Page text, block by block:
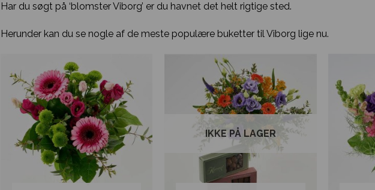
Har du søgt på ‘blomster Viborg’ er du havnet det helt rigtige sted.
Herunder kan du se nogle af de meste populære buketter til Viborg lige nu.
IKKE PÅ LAGER